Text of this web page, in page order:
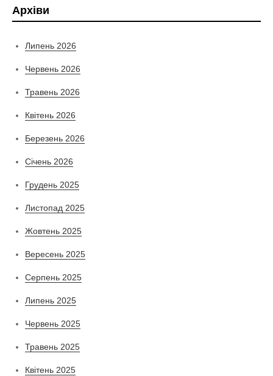
Архіви
Липень 2026
Червень 2026
Травень 2026
Квітень 2026
Березень 2026
Січень 2026
Грудень 2025
Листопад 2025
Жовтень 2025
Вересень 2025
Серпень 2025
Липень 2025
Червень 2025
Травень 2025
Квітень 2025